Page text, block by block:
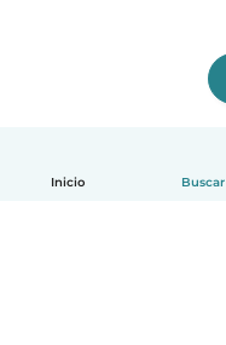
Inicio Buscar